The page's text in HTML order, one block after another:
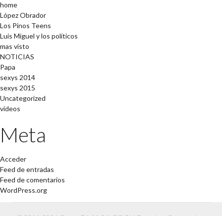
home
López Obrador
Los Pinos Teens
Luis Miguel y los políticos
mas visto
NOTICIAS
Papa
sexys 2014
sexys 2015
Uncategorized
videos
Meta
Acceder
Feed de entradas
Feed de comentarios
WordPress.org